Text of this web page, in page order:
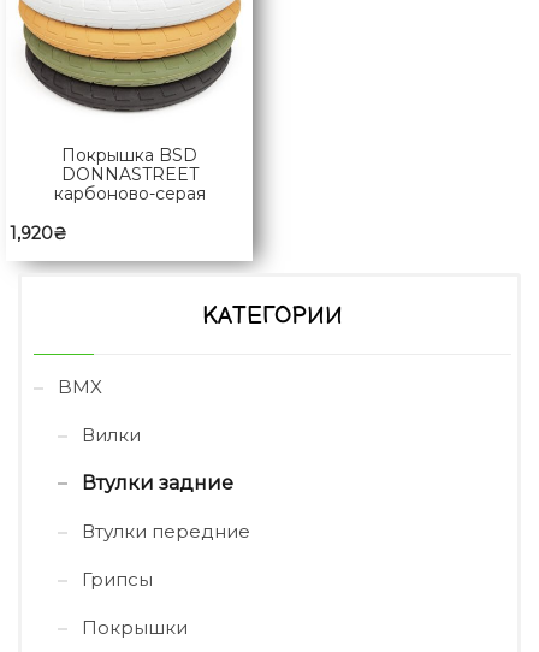
Покрышка BSD
DONNASTREET
карбоново-серая
1,920₴
КАТЕГОРИИ
BMX
Вилки
Втулки задние
Втулки передние
Грипсы
Покрышки